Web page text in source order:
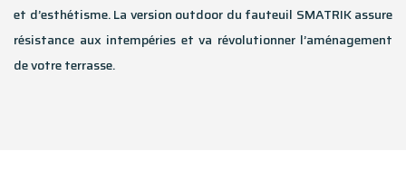
et d’esthétisme. La version outdoor du fauteuil SMATRIK assure
résistance aux intempéries et va révolutionner l’aménagement
de votre terrasse.